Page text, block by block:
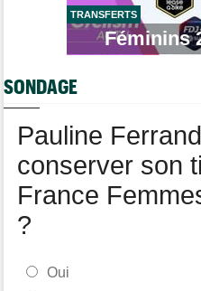
Tour de Pologne
Jan Christen : "J'ai dû me
Kasia Niewiadoma fait coup
Joao Almeida a abandonné
TRANSFERTS
Féminins
SONDAGE
Pauline
conserver son
France
?
Oui